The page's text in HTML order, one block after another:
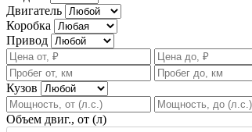
Двигатель
Коробка
Привод
Кузов
Объем двиг., от (л)